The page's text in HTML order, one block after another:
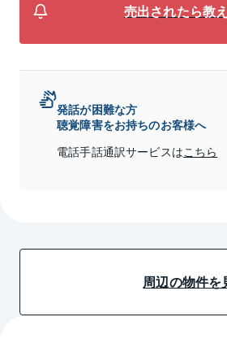
売出されたら教
発話が困難な方
聴覚障害をお持ちのお客様へ
電話手話通訳サービスはこちら
周辺の物件を